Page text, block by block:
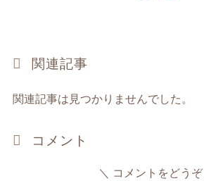
関連記事
関連記事は見つかりませんでした。
コメント
コメントをどうぞ